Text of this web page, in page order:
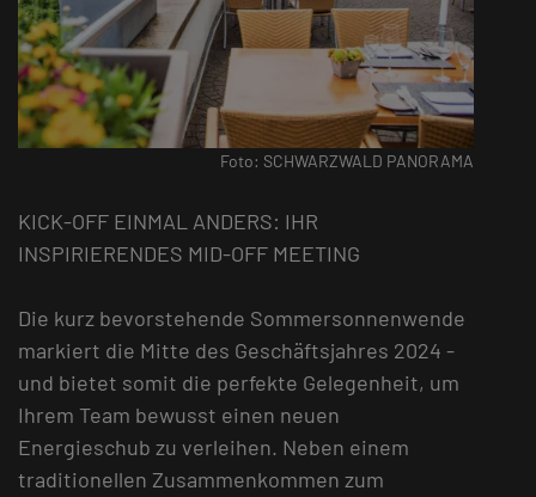
Foto: SCHWARZWALD PANORAMA
KICK-OFF EINMAL ANDERS: IHR
INSPIRIERENDES MID-OFF MEETING
Die kurz bevorstehende Sommersonnenwende
markiert die Mitte des Geschäftsjahres 2024 -
und bietet somit die perfekte Gelegenheit, um
Ihrem Team bewusst einen neuen
Energieschub zu verleihen. Neben einem
traditionellen Zusammenkommen zum